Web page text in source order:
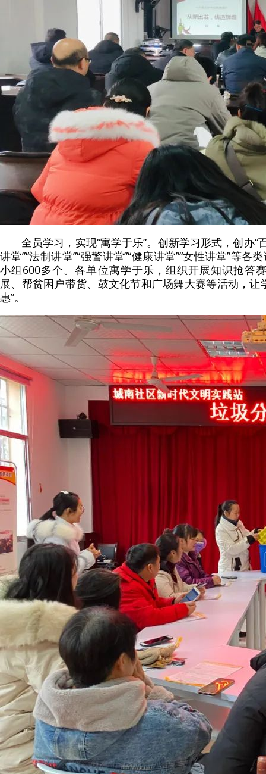
全员学习，实现“寓学于乐”。创新学习形式，创办“
讲堂”“法制讲堂”“强警讲堂”“健康讲堂”“女性讲堂”等各
小组600多个。各单位寓学于乐，组织开展知识抢答
展、帮贫困户带货、鼓文化节和广场舞大赛等活动，让
惠”。